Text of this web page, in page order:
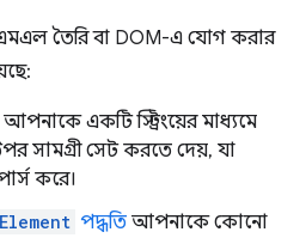
তৈরি বা DOM-এ যোগ করার
আপনাকে একটি স্ট্রিংয়ের মাধ্যমে
সামগ্রী সেট করতে দেয়, যা
করে।
পদ্ধতি আপনাকে কোনো